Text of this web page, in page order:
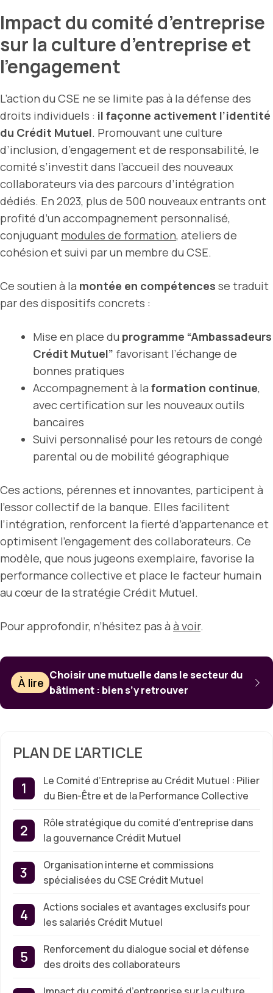
Impact du comité d’entreprise
sur la culture d’entreprise et
l’engagement
L’action du CSE ne se limite pas à la défense des
droits individuels : il façonne activement l’identité
du Crédit Mutuel. Promouvant une culture
d’inclusion, d’engagement et de responsabilité, le
comité s’investit dans l’accueil des nouveaux
collaborateurs via des parcours d’intégration
dédiés. En 2023, plus de 500 nouveaux entrants ont
profité d’un accompagnement personnalisé,
conjuguant modules de formation, ateliers de
cohésion et suivi par un membre du CSE.
Ce soutien à la montée en compétences se traduit
par des dispositifs concrets :
Mise en place du programme “Ambassadeurs
Crédit Mutuel” favorisant l’échange de
bonnes pratiques
Accompagnement à la formation continue,
avec certification sur les nouveaux outils
bancaires
Suivi personnalisé pour les retours de congé
parental ou de mobilité géographique
Ces actions, pérennes et innovantes, participent à
l’essor collectif de la banque. Elles facilitent
l’intégration, renforcent la fierté d’appartenance et
optimisent l’engagement des collaborateurs. Ce
modèle, que nous jugeons exemplaire, favorise la
performance collective et place le facteur humain
au cœur de la stratégie Crédit Mutuel.
Pour approfondir, n’hésitez pas à à voir.
À lire
Choisir une mutuelle dans le secteur du
bâtiment : bien s’y retrouver
PLAN DE L'ARTICLE
Le Comité d’Entreprise au Crédit Mutuel : Pilier
du Bien-Être et de la Performance Collective
Rôle stratégique du comité d’entreprise dans
la gouvernance Crédit Mutuel
Organisation interne et commissions
spécialisées du CSE Crédit Mutuel
Actions sociales et avantages exclusifs pour
les salariés Crédit Mutuel
Renforcement du dialogue social et défense
des droits des collaborateurs